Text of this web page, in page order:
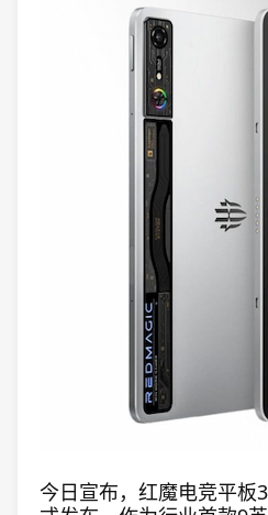
今日宣布，红魔电竞平板